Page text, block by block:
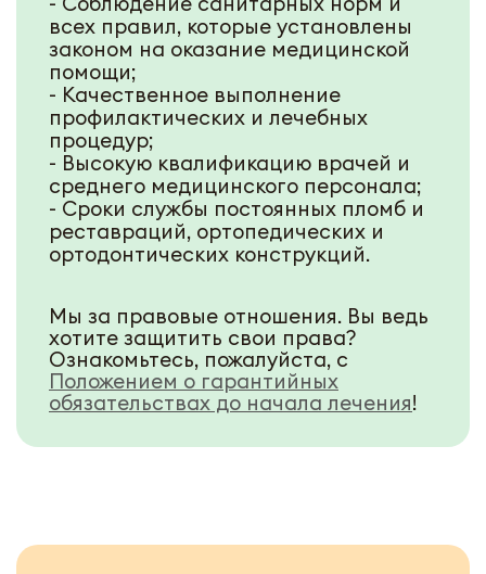
всех правил, которые установлены
законом на оказание медицинской
помощи;
- Качественное выполнение
профилактических и лечебных
процедур;
- Высокую квалификацию врачей и
среднего медицинского персонала;
- Сроки службы постоянных пломб и
реставраций, ортопедических и
ортодонтических конструкций.
Мы за правовые отношения. Вы ведь
хотите защитить свои права?
Ознакомьтесь, пожалуйста, с
Положением о гарантийных
обязательствах до начала лечения!